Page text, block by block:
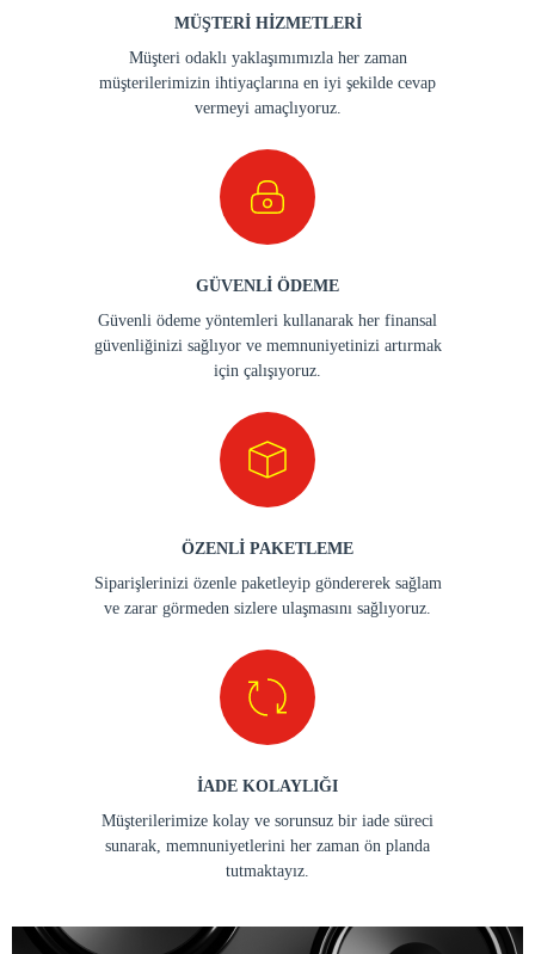
MÜŞTERİ HİZMETLERİ
Müşteri odaklı yaklaşımımızla her zaman
müşterilerimizin ihtiyaçlarına en iyi şekilde cevap
vermeyi amaçlıyoruz.
GÜVENLİ ÖDEME
Güvenli ödeme yöntemleri kullanarak her finansal
güvenliğinizi sağlıyor ve memnuniyetinizi artırmak
için çalışıyoruz.
ÖZENLİ PAKETLEME
Siparişlerinizi özenle paketleyip göndererek sağlam
ve zarar görmeden sizlere ulaşmasını sağlıyoruz.
İADE KOLAYLIĞI
Müşterilerimize kolay ve sorunsuz bir iade süreci
sunarak, memnuniyetlerini her zaman ön planda
tutmaktayız.